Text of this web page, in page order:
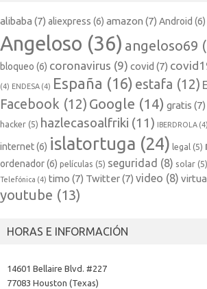
alibaba (7) aliexpress (6) amazon (7) Android (6)
Angeloso (36) angeloso69
bloqueo (6) coronavirus (9) covid (7)
(4) ENDESA (4) España (16) estafa (12)
Facebook (12) Google (14) gratis (7)
hacker (5) hazlecasoalfriki (11) IBERDROLA (4)
internet(6) islatortuga (24) legal (5)
ordenador(6) películas (5) seguridad (8) solar (5)
Telefónica (4) timo (7) Twitter(7) video (8)
youtube (13)
HORAS E INFORMACIÓN
14601 Bellaire Blvd. #227
77083 Houston (Texas)